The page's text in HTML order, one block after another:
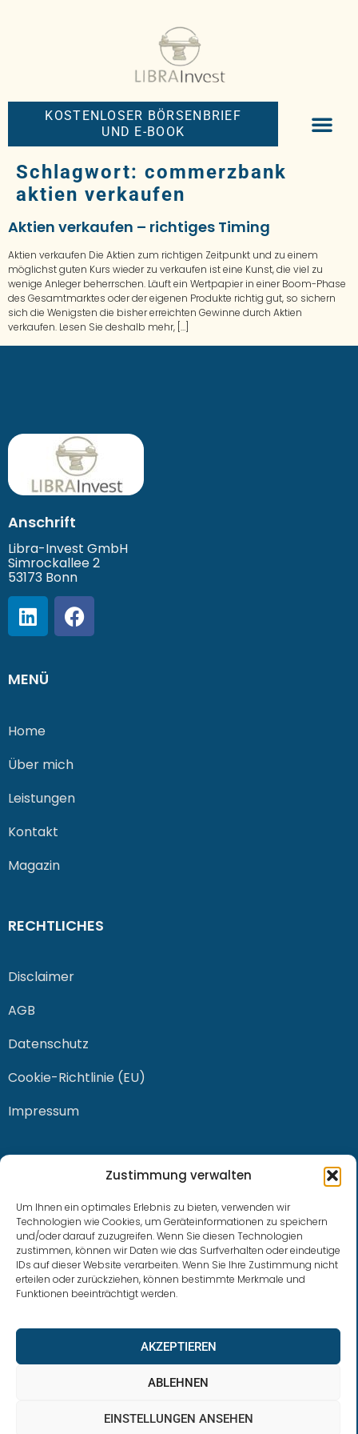
Zustimmung verwalten
Um Ihnen ein optimales Erlebnis zu bieten, verwenden wir
Technologien wie Cookies, um Geräteinformationen zu speichern
und/oder darauf zuzugreifen. Wenn Sie diesen Technologien
zustimmen, können wir Daten wie das Surfverhalten oder eindeutige
IDs auf dieser Website verarbeiten. Wenn Sie Ihre Zustimmung nicht
erteilen oder zurückziehen, können bestimmte Merkmale und
Funktionen beeinträchtigt werden.
AKZEPTIEREN
ABLEHNEN
EINSTELLUNGEN ANSEHEN
KOSTENLOSER BÖRSENBRIEF
UND E-BOOK
Schlagwort: commerzbank
aktien verkaufen
Aktien verkaufen – richtiges Timing
Aktien verkaufen Die Aktien zum richtigen Zeitpunkt und zu einem
möglichst guten Kurs wieder zu verkaufen ist eine Kunst, die viel zu
wenige Anleger beherrschen. Läuft ein Wertpapier in einer Boom-Phase
des Gesamtmarktes oder der eigenen Produkte richtig gut, so sichern
sich die Wenigsten die bisher erreichten Gewinne durch Aktien
verkaufen. Lesen Sie deshalb mehr, […]
Anschrift
Libra-Invest GmbH
Simrockallee 2
53173 Bonn
MENÜ
Home
Über mich
Leistungen
Kontakt
Magazin
RECHTLICHES
Disclaimer
AGB
Datenschutz
Cookie-Richtlinie (EU)
Impressum
0228 / 915 614 81
klaus.buhl@libra-invest.de
LIBRAInvest © 2023 | Design by SOFTWARESTUBE